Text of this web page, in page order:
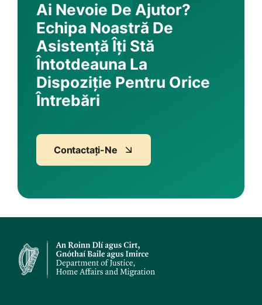
Ai Nevoie De Ajutor?
Echipa Noastră De
Asistență Îți Stă
Întotdeauna La
Dispoziție Pentru Orice
Întrebări
Contactați-Ne